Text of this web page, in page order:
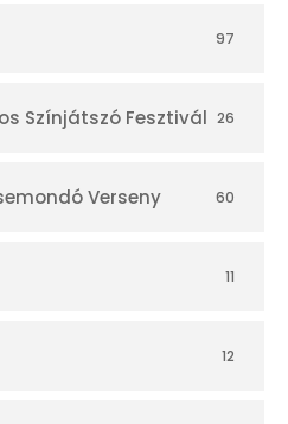
97
Színjátszó Fesztivál 26
Verseny 60
11
12